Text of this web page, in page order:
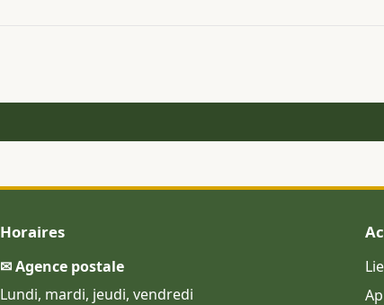
Horaires
✉ Agence postale
Lundi, mardi, jeudi, vendredi